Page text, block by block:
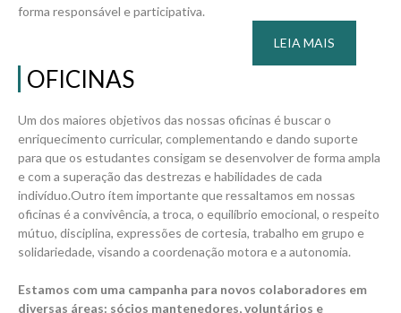
forma responsável e participativa.
LEIA MAIS
OFICINAS
Um dos maiores objetivos das nossas oficinas é buscar o
enriquecimento curricular, complementando e dando suporte
para que os estudantes consigam se desenvolver de forma ampla
e com a superação das destrezas e habilidades de cada
indivíduo.Outro ítem importante que ressaltamos em nossas
oficinas é a convivência, a troca, o equilíbrio emocional, o respeito
mútuo, disciplina, expressões de cortesia, trabalho em grupo e
solidariedade, visando a coordenação motora e a autonomia.
Estamos com uma campanha para novos colaboradores em
diversas áreas: sócios mantenedores, voluntários e